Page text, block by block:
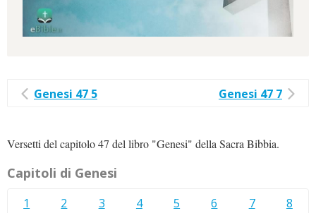
Genesi 47 5 Genesi 47 7
Versetti del capitolo 47 del libro "Genesi" della Sacra Bibbia.
Capitoli di Genesi
1 2 3 4 5 6 7
8